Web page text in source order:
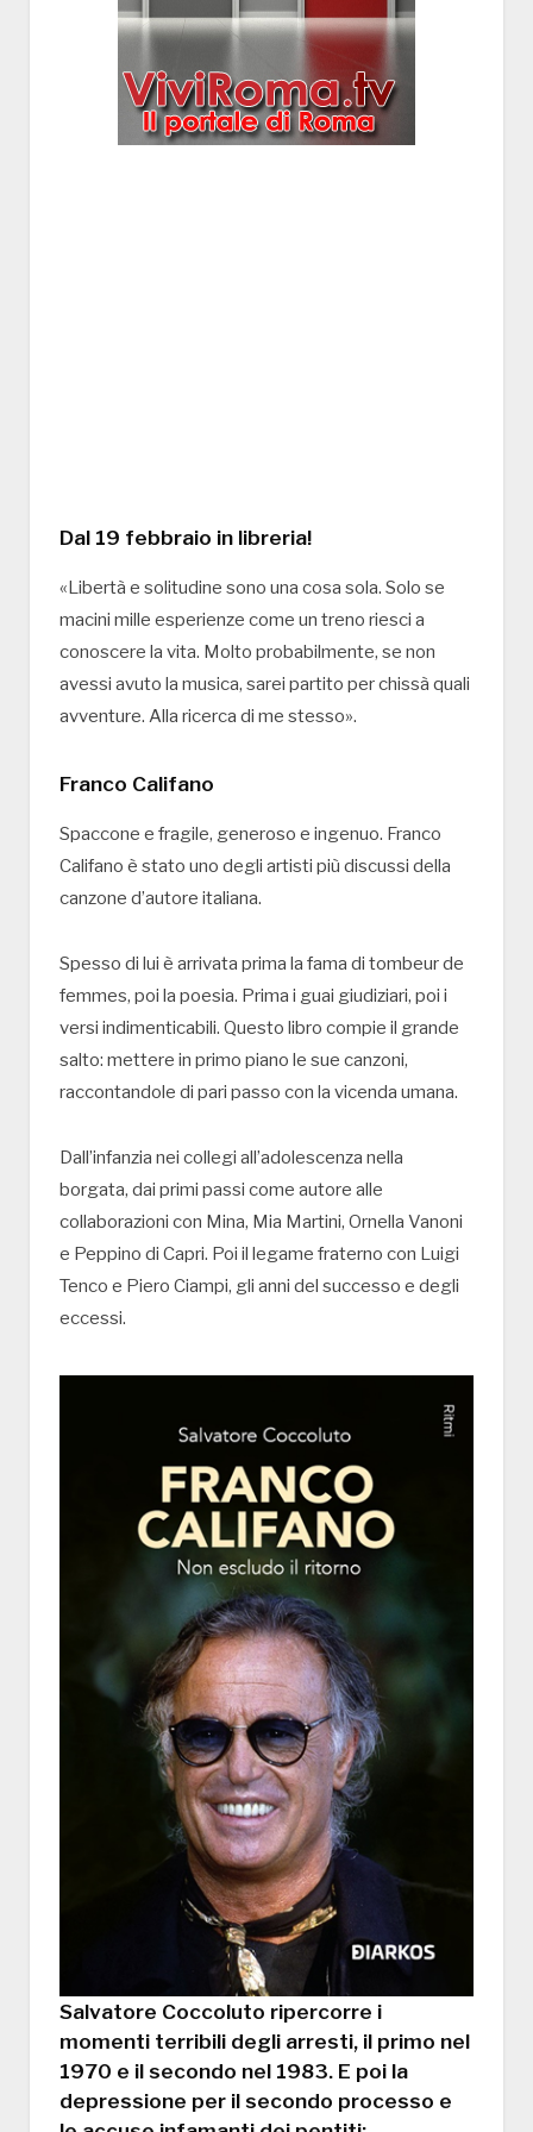
Dal 19 febbraio in libreria!
«Libertà e solitudine sono una cosa sola. Solo se
macini mille esperienze come un treno riesci a
conoscere la vita. Molto probabilmente, se non
avessi avuto la musica, sarei partito per chissà quali
avventure. Alla ricerca di me stesso».
Franco Califano
Spaccone e fragile, generoso e ingenuo. Franco
Califano è stato uno degli artisti più discussi della
canzone d’autore italiana.
Spesso di lui è arrivata prima la fama di tombeur de
femmes, poi la poesia. Prima i guai giudiziari, poi i
versi indimenticabili. Questo libro compie il grande
salto: mettere in primo piano le sue canzoni,
raccontandole di pari passo con la vicenda umana.
Dall’infanzia nei collegi all’adolescenza nella
borgata, dai primi passi come autore alle
collaborazioni con Mina, Mia Martini, Ornella Vanoni
e Peppino di Capri. Poi il legame fraterno con Luigi
Tenco e Piero Ciampi, gli anni del successo e degli
eccessi.
Salvatore Coccoluto ripercorre i
momenti terribili degli arresti, il primo nel
1970 e il secondo nel 1983. E poi la
depressione per il secondo processo e